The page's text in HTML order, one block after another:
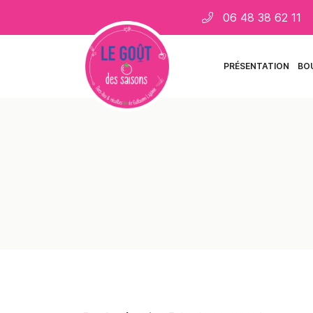
06 48 38 62 11
PRÉSENTATION
11 rue des places
18110 Saint Martin d'Auxigny
06 48 38 62 11